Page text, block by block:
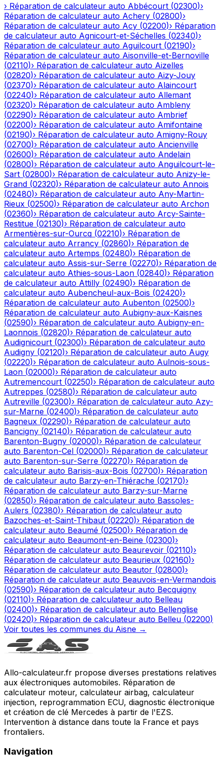
› Réparation de calculateur auto Abbécourt (02300)›
Réparation de calculateur auto Achery (02800)›
Réparation de calculateur auto Acy (02200)› Réparation
de calculateur auto Agnicourt-et-Séchelles (02340)›
Réparation de calculateur auto Aguilcourt (02190)›
Réparation de calculateur auto Aisonville-et-Bernoville
(02110)› Réparation de calculateur auto Aizelles
(02820)› Réparation de calculateur auto Aizy-Jouy
(02370)› Réparation de calculateur auto Alaincourt
(02240)› Réparation de calculateur auto Allemant
(02320)› Réparation de calculateur auto Ambleny
(02290)› Réparation de calculateur auto Ambrief
(02200)› Réparation de calculateur auto Amifontaine
(02190)› Réparation de calculateur auto Amigny-Rouy
(02700)› Réparation de calculateur auto Ancienville
(02600)› Réparation de calculateur auto Andelain
(02800)› Réparation de calculateur auto Anguilcourt-le-
Sart (02800)› Réparation de calculateur auto Anizy-le-
Grand (02320)› Réparation de calculateur auto Annois
(02480)› Réparation de calculateur auto Any-Martin-
Rieux (02500)› Réparation de calculateur auto Archon
(02360)› Réparation de calculateur auto Arcy-Sainte-
Restitue (02130)› Réparation de calculateur auto
Armentières-sur-Ourcq (02210)› Réparation de
calculateur auto Arrancy (02860)› Réparation de
calculateur auto Artemps (02480)› Réparation de
calculateur auto Assis-sur-Serre (02270)› Réparation de
calculateur auto Athies-sous-Laon (02840)› Réparation
de calculateur auto Attilly (02490)› Réparation de
calculateur auto Aubencheul-aux-Bois (02420)›
Réparation de calculateur auto Aubenton (02500)›
Réparation de calculateur auto Aubigny-aux-Kaisnes
(02590)› Réparation de calculateur auto Aubigny-en-
Laonnois (02820)› Réparation de calculateur auto
Audignicourt (02300)› Réparation de calculateur auto
Audigny (02120)› Réparation de calculateur auto Augy
(02220)› Réparation de calculateur auto Aulnois-sous-
Laon (02000)› Réparation de calculateur auto
Autremencourt (02250)› Réparation de calculateur auto
Autreppes (02580)› Réparation de calculateur auto
Autreville (02300)› Réparation de calculateur auto Azy-
sur-Marne (02400)› Réparation de calculateur auto
Bagneux (02290)› Réparation de calculateur auto
Bancigny (02140)› Réparation de calculateur auto
Barenton-Bugny (02000)› Réparation de calculateur
auto Barenton-Cel (02000)› Réparation de calculateur
auto Barenton-sur-Serre (02270)› Réparation de
calculateur auto Barisis-aux-Bois (02700)› Réparation
de calculateur auto Barzy-en-Thiérache (02170)›
Réparation de calculateur auto Barzy-sur-Marne
(02850)› Réparation de calculateur auto Bassoles-
Aulers (02380)› Réparation de calculateur auto
Bazoches-et-Saint-Thibaut (02220)› Réparation de
calculateur auto Beaumé (02500)› Réparation de
calculateur auto Beaumont-en-Beine (02300)›
Réparation de calculateur auto Beaurevoir (02110)›
Réparation de calculateur auto Beaurieux (02160)›
Réparation de calculateur auto Beautor (02800)›
Réparation de calculateur auto Beauvois-en-Vermandois
(02590)› Réparation de calculateur auto Becquigny
(02110)› Réparation de calculateur auto Belleau
(02400)› Réparation de calculateur auto Bellenglise
(02420)› Réparation de calculateur auto Belleu (02200)
Voir toutes les communes du Aisne →
Allo-calculateur.fr propose diverses prestations relatives
aux électroniques automobiles. Réparation de
calculateur moteur, calculateur airbag, calculateur
injection, reprogrammation ECU, diagnostic électronique
et création de clé Mercedes à partir de l'EZS.
Intervention à distance dans toute la France et pays
frontaliers.
Navigation